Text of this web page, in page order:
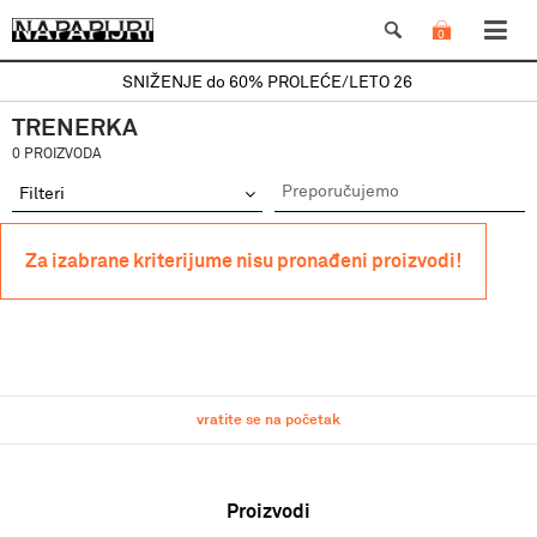
0
SNIŽENJE do 60% PROLEĆE/LETO 26
Filteri
TRENERKA
0 PROIZVODA
Za izabrane kriterijume nisu pronađeni proizvodi!
vratite se na početak
Proizvodi